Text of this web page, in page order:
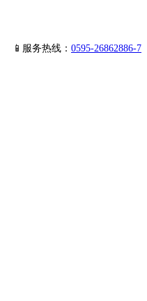
📱服务热线： 0595-26862886-7